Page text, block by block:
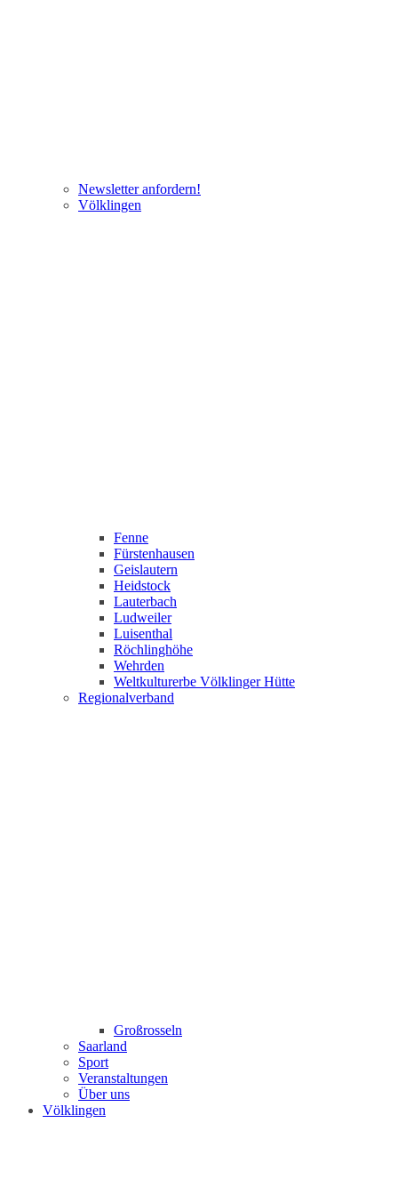
Newsletter anfordern!
Völklingen
Fenne
Fürstenhausen
Geislautern
Heidstock
Lauterbach
Ludweiler
Luisenthal
Röchlinghöhe
Wehrden
Weltkulturerbe Völklinger Hütte
Regionalverband
Großrosseln
Saarland
Sport
Veranstaltungen
Über uns
Völklingen